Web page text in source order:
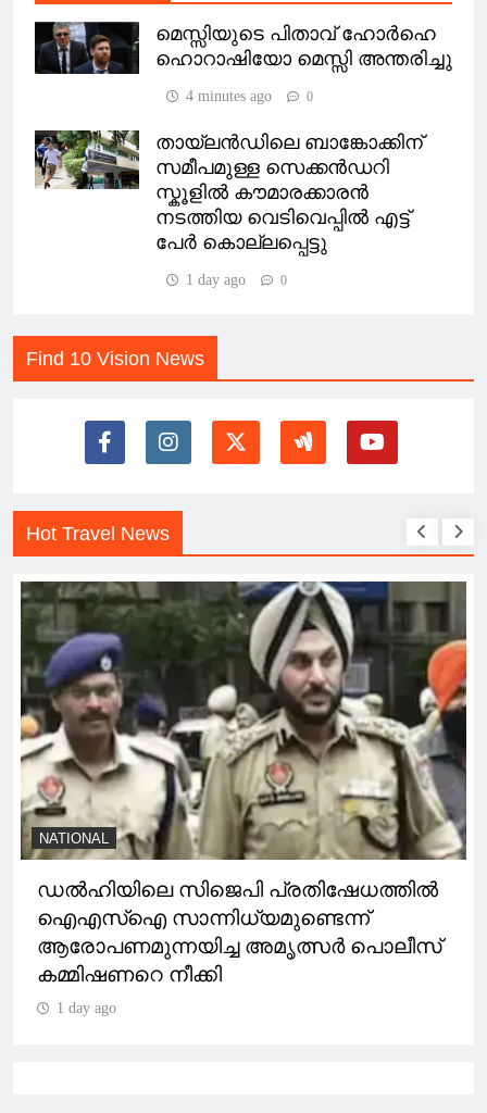
മെസ്സിയുടെ പിതാവ് ഹോർഹെ
ഹൊറാഷിയോ മെസ്സി അന്തരിച്ചു
4 minutes ago 0
തായ്ലൻഡിലെ ബാങ്കോക്കിന്
സമീപമുള്ള സെക്കൻഡറി
സ്കൂളില്‍ കൗമാരക്കാരൻ
നടത്തിയ വെടിവെപ്പില്‍ എട്ട്
പേർ കൊല്ലപ്പെട്ടു
1 day ago 0
Find 10 Vision News
Hot Travel News
NATIONAL
ഡൽഹിയിലെ സിജെപി പ്രതിഷേധത്തിൽ
ഐഎസ്ഐ സാന്നിധ്യമുണ്ടെന്ന്
ആരോപണമുന്നയിച്ച അമൃത്സർ പൊലീസ്
കമ്മിഷണറെ നീക്കി
1 day ago